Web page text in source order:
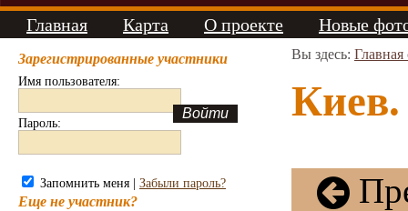
Главная Карта О проекте Новые
Зарегистрированные участники
Имя пользователя:
Пароль:
Запомнить меня | Забыли пароль?
Еще не участник?
Вы здесь: Главная